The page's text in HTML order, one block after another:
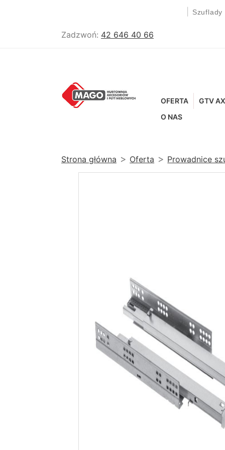
Zadzwoń: 42 646 40 66
OFERTA
GTV
O NAS
Strona główna Oferta Prowadnice